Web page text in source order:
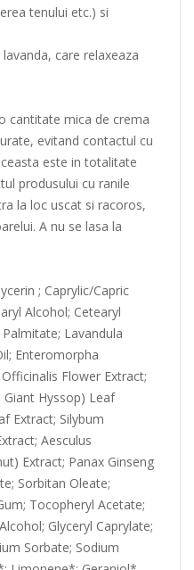
tenului etc.) si
care relaxeaza
cantitate mica de crema
evitand contactul cu
este in totalitate
produsului cu ranile
la loc uscat si racoros,
A nu se lasa la
; Caprylic/Capric
Alcohol; Cetearyl
Lavandula
Enteromorpha
Flower Extract;
Hyssop) Leaf
Extract; Silybum
Aesculus
Extract; Panax Ginseng
Sorbitan Oleate;
Tocopheryl Acetate;
Glyceryl Caprylate;
Sorbate; Sodium